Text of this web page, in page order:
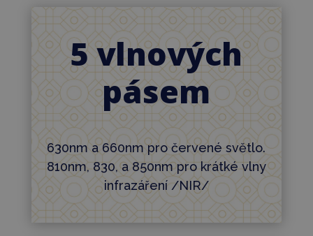
5 vlnových
pásem
630nm a 660nm pro červené světlo.
810nm, 830, a 850nm pro krátké vlny
infrazáření /NIR/